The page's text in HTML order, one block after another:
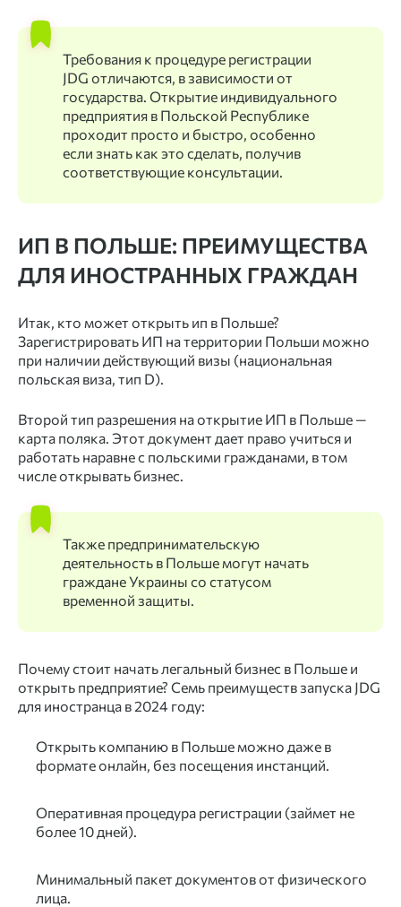
Требования к процедуре регистрации
JDG отличаются, в зависимости от
государства. Открытие индивидуального
предприятия в Польской Республике
проходит просто и быстро, особенно
если знать как это сделать, получив
соответствующие консультации.
ИП В ПОЛЬШЕ: ПРЕИМУЩЕСТВА
ДЛЯ ИНОСТРАННЫХ ГРАЖДАН
Итак, кто может открыть ип в Польше?
Зарегистрировать ИП на территории Польши можно
при наличии действующий визы (национальная
польская виза, тип D).
Второй тип разрешения на открытие ИП в Польше —
карта поляка. Этот документ дает право учиться и
работать наравне с польскими гражданами, в том
числе открывать бизнес.
Также предпринимательскую
деятельность в Польше могут начать
граждане Украины со статусом
временной защиты.
Почему стоит начать легальный бизнес в Польше и
открыть предприятие? Семь преимуществ запуска JDG
для иностранца в 2024 году:
Открыть компанию в Польше можно даже в
формате онлайн, без посещения инстанций.
Оперативная процедура регистрации (займет не
более 10 дней).
Минимальный пакет документов от физического
лица.